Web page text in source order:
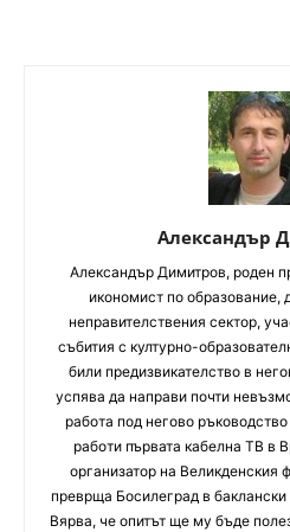
Александър
Aлександър Димитров, роден
икономист по образование,
неправителствения сектор,
събития с културно-
били предизвикателство в
успява да направи почти
работа под негово
работи първата кабелна ТВ в
организатор на Великденския
преврща Босилеград в баклански
Вярва, че опитът ще му бъде